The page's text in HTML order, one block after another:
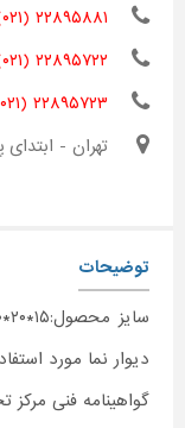
۲۲۸۹۵۸۸۱ (۰۲۱)
۲۲۸۹۵۷۲۲ (۰۲۱)
۲۲۸۹۵۷۲۳ (۰۲۱)
تهران - ابتدای
توضیحات
دیوار نما مورد
گواهینامه فنی مرکز